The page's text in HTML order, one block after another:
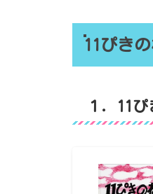
11ぴき
１．11